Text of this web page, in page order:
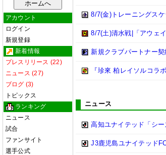
アカウント
ログイン
新規登録
新着情報
プレスリリース (22)
ニュース (27)
ブログ (3)
トピックス
ランキング
ニュース
試合
ファンサイト
選手公式
8/7(金)トレーニングス
8/7(土)清水戦|「アウェ
新規クラブパートナー
『珍來 柏レイソルコラ
ニュース
高知ユナイテッド「シ
J3鹿児島ユナイテッド